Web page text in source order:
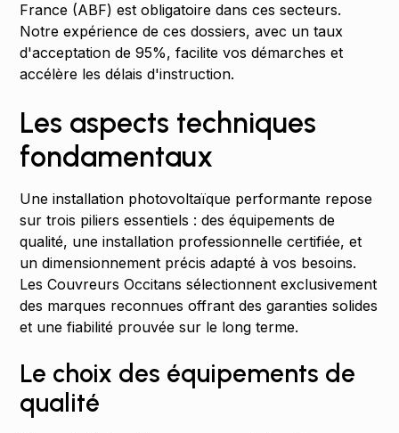
France (ABF) est obligatoire dans ces secteurs.
Notre expérience de ces dossiers, avec un taux
d'acceptation de 95%, facilite vos démarches et
accélère les délais d'instruction.
Les aspects techniques
fondamentaux
Une installation photovoltaïque performante repose
sur trois piliers essentiels : des équipements de
qualité, une installation professionnelle certifiée, et
un dimensionnement précis adapté à vos besoins.
Les Couvreurs Occitans sélectionnent exclusivement
des marques reconnues offrant des garanties solides
et une fiabilité prouvée sur le long terme.
Le choix des équipements de
qualité